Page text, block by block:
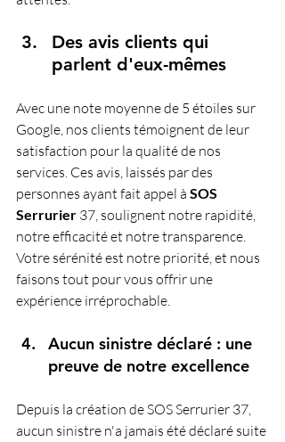
Des avis clients qui
parlent d'eux-mêmes
Avec une note moyenne de 5 étoiles sur
Google, nos clients témoignent de leur
satisfaction pour la qualité de nos
services. Ces avis, laissés par des
personnes ayant fait appel à SOS
Serrurier 37, soulignent notre rapidité,
notre efficacité et notre transparence.
Votre sérénité est notre priorité, et nous
faisons tout pour vous offrir une
expérience irréprochable.
Aucun sinistre déclaré : une
preuve de notre excellence
Depuis la création de SOS Serrurier 37,
aucun sinistre n'a jamais été déclaré suite